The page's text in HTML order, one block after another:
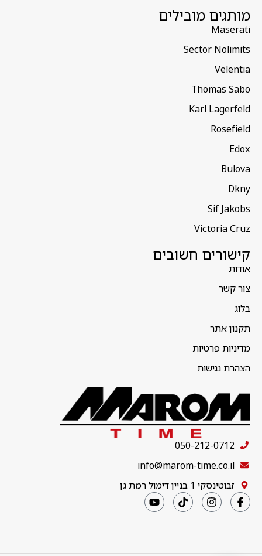
מותגים מובילים
Maserati
Sector Nolimits
Velentia
Thomas Sabo
Karl Lagerfeld
Rosefield
Edox
Bulova
Dkny
Sif Jakobs
Victoria Cruz
קישורים חשובים
אודות
צור קשר
בלוג
תקנון אתר
מדיניות פרטיות
הצהרת נגישות
050-212-0712
info@marom-time.co.il
זבוטינסקי 1 בניין דימול רמת גן